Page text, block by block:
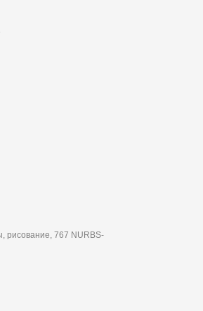
рисование, 767 NURBS-